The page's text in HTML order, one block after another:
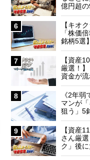
億円超
6
【キオ
「株価
銘柄5選
7
【資産
厳選！
資金が
8
《2年
マンが
狙う」5
9
【資産
さん厳
ク」後